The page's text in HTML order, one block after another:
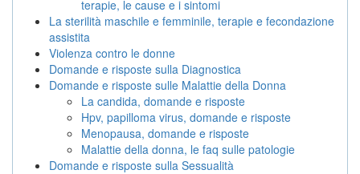
terapie, le cause e i sintomi
La sterilità maschile e femminile, terapie e fecondazione
assistita
Violenza contro le donne
Domande e risposte sulla Diagnostica
Domande e risposte sulle Malattie della Donna
La candida, domande e risposte
Hpv, papilloma virus, domande e risposte
Menopausa, domande e risposte
Malattie della donna, le faq sulle patologie
Domande e risposte sulla Sessualità